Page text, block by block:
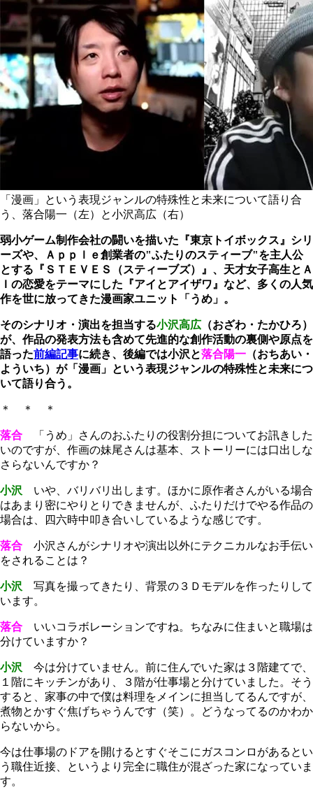
「漫画」という表現ジャンルの特殊性と未来について語り合
う、落合陽一（左）と小沢高広（右）
弱小ゲーム制作会社の闘いを描いた『東京トイボックス』シリ
ーズや、Ａｐｐｌｅ創業者の"ふたりのスティーブ"を主人公
とする『ＳＴＥＶＥＳ（スティーブズ）』、天才女子高生とＡ
Ｉの恋愛をテーマにした『アイとアイザワ』など、多くの人気
作を世に放ってきた漫画家ユニット「うめ」。
そのシナリオ・演出を担当する小沢高広 （おざわ・たかひろ）
が、作品の発表方法も含めて先進的な創作活動の裏側や原点を
語った前編記事に続き、後編では小沢と落合陽一 （おちあい・
よういち）が「漫画」という表現ジャンルの特殊性と未来につ
いて語り合う。
＊ ＊ ＊
落合 「うめ」さんのおふたりの役割分担についてお訊きした
いのですが、作画の妹尾さんは基本、ストーリーには口出しな
さらないんですか？
小沢 いや、バリバリ出します。ほかに原作者さんがいる場合
はあまり密にやりとりできませんが、ふたりだけでやる作品の
場合は、四六時中叩き合いしているような感じです。
落合 小沢さんがシナリオや演出以外にテクニカルなお手伝い
をされることは？
小沢 写真を撮ってきたり、背景の３Ｄモデルを作ったりして
います。
落合 いいコラボレーションですね。ちなみに住まいと職場は
分けていますか？
小沢 今は分けていません。前に住んでいた家は３階建てで、
１階にキッチンがあり、３階が仕事場と分けていました。そう
すると、家事の中で僕は料理をメインに担当してるんですが、
煮物とかすぐ焦げちゃうんです（笑）。どうなってるのかわか
らないから。
今は仕事場のドアを開けるとすぐそこにガスコンロがあるとい
う職住近接、というより完全に職住が混ざった家になっていま
す。